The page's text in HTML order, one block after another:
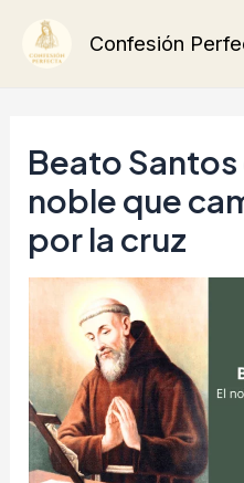
Confesión
Beato Santos
noble que
por la cruz